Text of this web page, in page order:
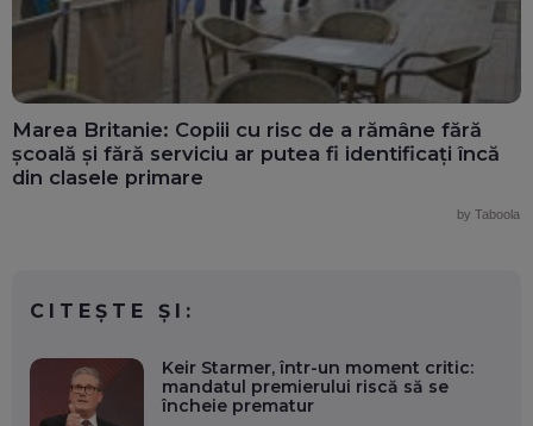
Marea Britanie: Copiii cu risc de a rămâne fără
școală și fără serviciu ar putea fi identificați încă
din clasele primare
by Taboola
CITEȘTE ȘI:
Keir Starmer, într-un moment critic:
mandatul premierului riscă să se
încheie prematur